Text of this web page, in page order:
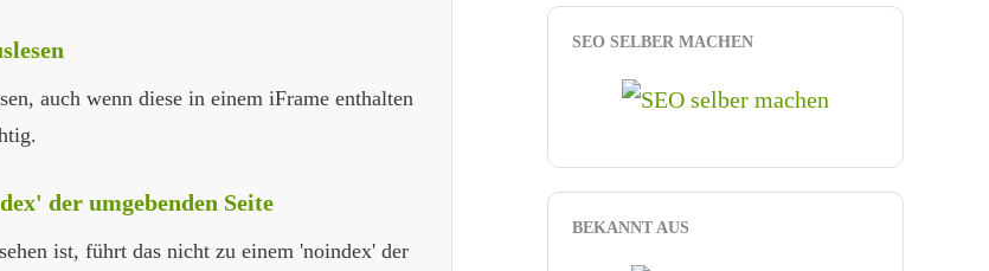
auch wenn diese in einem iFrame enthalten
der umgebenden Seite
ist, führt das nicht zu einem 'noindex' der
SEO SELBER MACHEN
BEKANNT AUS